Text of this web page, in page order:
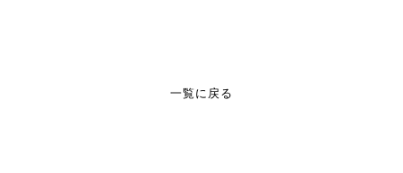
一覧に戻る